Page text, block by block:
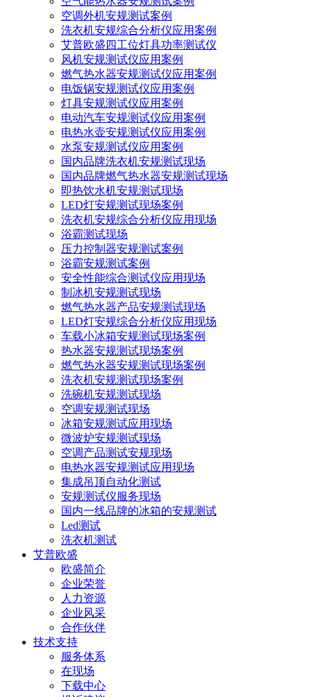
空调外机安规测试案例
洗衣机安规综合分析仪应用案例
艾普欧盛四工位灯具功率测试仪
风机安规测试仪应用案例
燃气热水器安规测试仪应用案例
电饭锅安规测试仪应用案例
灯具安规测试仪应用案例
电动汽车安规测试仪应用案例
电热水壶安规测试仪应用案例
水泵安规测试仪应用案例
国内品牌洗衣机安规测试现场
国内品牌燃气热水器安规测试现场
即热饮水机安规测试现场
LED灯安规测试现场案例
洗衣机安规综合分析仪应用现场
浴霸测试现场
压力控制器安规测试案例
浴霸安规测试案例
安全性能综合测试仪应用现场
制冰机安规测试现场
燃气热水器产品安规测试现场
LED灯安规综合分析仪应用现场
车载小冰箱安规测试现场案例
热水器安规测试现场案例
燃气热水器安规测试现场案例
洗衣机安规测试现场案例
洗碗机安规测试现场
空调安规测试现场
冰箱安规测试应用现场
微波炉安规测试现场
空调产品测试安规现场
电热水器安规测试应用现场
集成吊顶自动化测试
安规测试仪服务现场
国内一线品牌的冰箱的安规测试
Led测试
洗衣机测试
艾普欧盛
欧盛简介
企业荣誉
人力资源
企业风采
合作伙伴
技术支持
服务体系
在现场
下载中心